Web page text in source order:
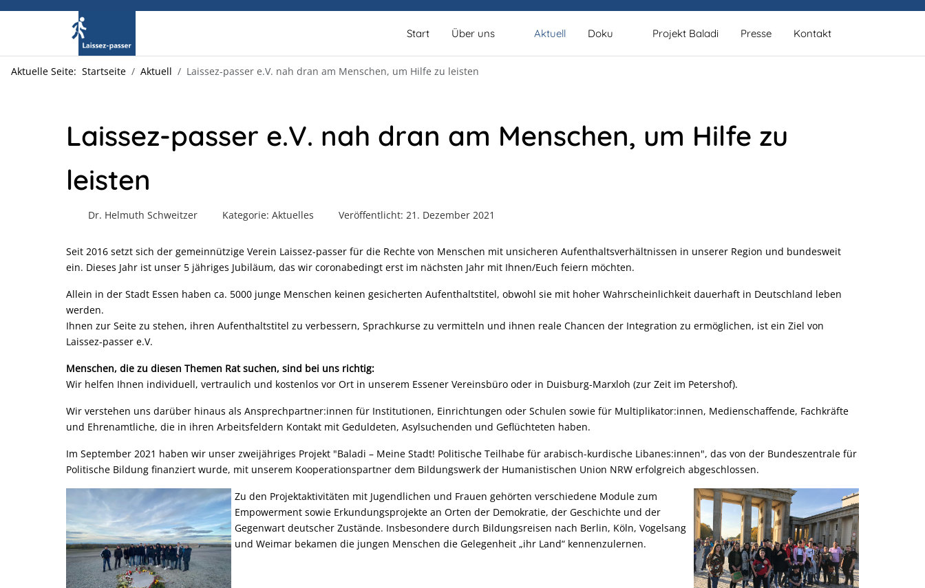
Start Über uns Aktuell Doku Projekt Baladi Presse Kontakt
Aktuelle Seite: Startseite Aktuell Laissez-passer e.V. nah dran am Menschen, um Hilfe zu leisten
Laissez-passer e.V. nah dran am Menschen, um Hilfe zu
leisten
Dr. Helmuth Schweitzer Kategorie: Aktuelles Veröffentlicht: 21. Dezember 2021
Seit 2016 setzt sich der gemeinnützige Verein Laissez-passer für die Rechte von Menschen mit unsicheren Aufenthaltsverhältnissen in unserer Region und bundesweit
ein. Dieses Jahr ist unser 5 jähriges Jubiläum, das wir coronabedingt erst im nächsten Jahr mit Ihnen/Euch feiern möchten.
Allein in der Stadt Essen haben ca. 5000 junge Menschen keinen gesicherten Aufenthaltstitel, obwohl sie mit hoher Wahrscheinlichkeit dauerhaft in Deutschland leben
werden.
Ihnen zur Seite zu stehen, ihren Aufenthaltstitel zu verbessern, Sprachkurse zu vermitteln und ihnen reale Chancen der Integration zu ermöglichen, ist ein Ziel von
Laissez-passer e.V.
Menschen, die zu diesen Themen Rat suchen, sind bei uns richtig:
Wir helfen Ihnen individuell, vertraulich und kostenlos vor Ort in unserem Essener Vereinsbüro oder in Duisburg-Marxloh (zur Zeit im Petershof).
Wir verstehen uns darüber hinaus als Ansprechpartner:innen für Institutionen, Einrichtungen oder Schulen sowie für Multiplikator:innen, Medienschaffende, Fachkräfte
und Ehrenamtliche, die in ihren Arbeitsfeldern Kontakt mit Geduldeten, Asylsuchenden und Geflüchteten haben.
Im September 2021 haben wir unser zweijähriges Projekt "Baladi – Meine Stadt! Politische Teilhabe für arabisch-kurdische Libanes:innen", das von der Bundeszentrale für
Politische Bildung finanziert wurde, mit unserem Kooperationspartner dem Bildungswerk der Humanistischen Union NRW erfolgreich abgeschlossen.
Zu den Projektaktivitäten mit Jugendlichen und Frauen gehörten verschiedene Module zum
Empowerment sowie Erkundungsprojekte an Orten der Demokratie, der Geschichte und der
Gegenwart deutscher Zustände. Insbesondere durch Bildungsreisen nach Berlin, Köln, Vogelsang
und Weimar bekamen die jungen Menschen die Gelegenheit „ihr Land“ kennenzulernen.